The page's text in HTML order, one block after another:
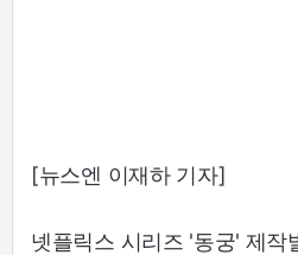
[뉴스엔 이재하 기자]
넷플릭스 시리즈 '동궁' 제작